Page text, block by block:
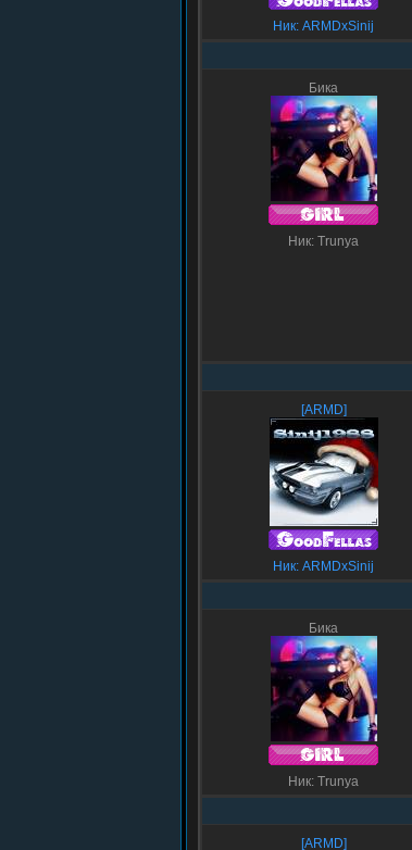
Ник: ARMDxSinij
Бика
Ник: Trunya
[ARMD]
Ник: ARMDxSinij
Бика
Ник: Trunya
[ARMD]